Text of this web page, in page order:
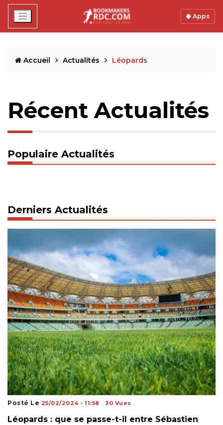
Apps
Accueil Actualités Léopards
Récent Actualités
Populaire Actualités
Derniers Actualités
Posté Le 25/02/2024 - 11:58 30 Vues
Léopards : que se passe-t-il entre Sébastien